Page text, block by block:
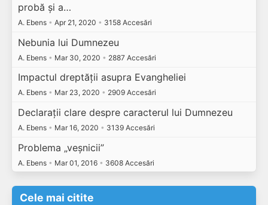
probă și a…
A. Ebens • Apr 21, 2020 • 3158 Accesări
Nebunia lui Dumnezeu
A. Ebens • Mar 30, 2020 • 2887 Accesări
Impactul dreptății asupra Evangheliei
A. Ebens • Mar 23, 2020 • 2909 Accesări
Declarații clare despre caracterul lui Dumnezeu
A. Ebens • Mar 16, 2020 • 3139 Accesări
Problema „veșnicii”
A. Ebens • Mar 01, 2016 • 3608 Accesări
Cele mai citite